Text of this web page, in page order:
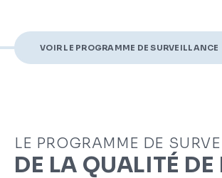
DÉBARDAGE
HORIZON BÉCANCOUR
CARRIÈRE
NOUS JOINDRE
VOIR LE PROGRAMME DE SURVEILLANCE
LE PROGRAMME DE
DE LA QUALITÉ DE